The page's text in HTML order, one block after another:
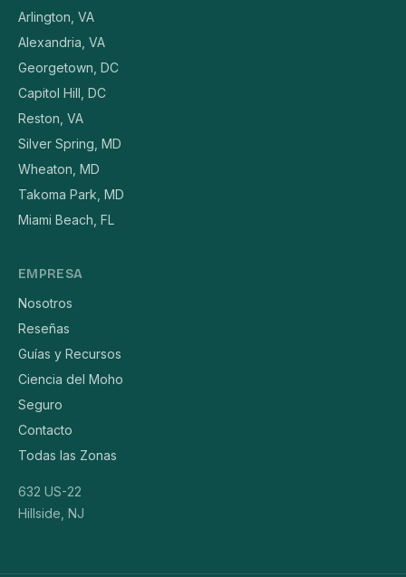
Arlington, VA
Alexandria, VA
Georgetown, DC
Capitol Hill, DC
Reston, VA
Silver Spring, MD
Wheaton, MD
Takoma Park, MD
Miami Beach, FL
EMPRESA
Nosotros
Reseñas
Guías y Recursos
Ciencia del Moho
Seguro
Contacto
Todas las Zonas
632 US-22
Hillside, NJ